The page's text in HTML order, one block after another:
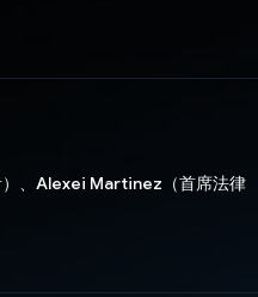
、Alexei Martinez（首席法律